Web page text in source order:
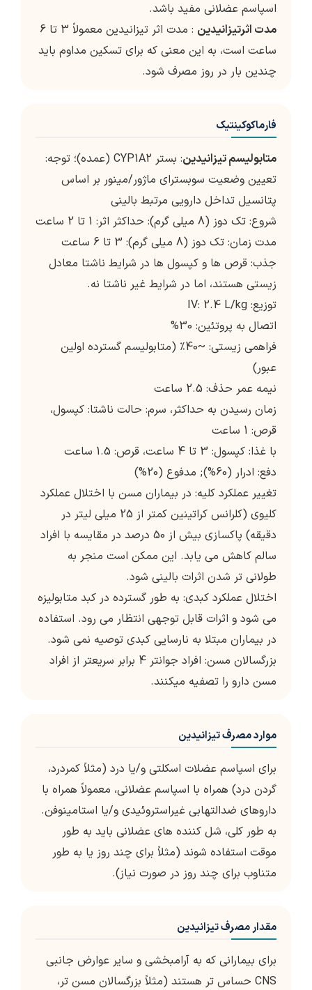
اسپاسم عضلانی مفید باشد.
مدت اثرتیزانیدین
: مدت اثر تیزانیدین معمولاً 3 تا 6
ساعت است، به این معنی که برای تسکین مداوم باید
چندین بار در روز مصرف شود.
فارماکوکینتیک
متابولیسم تیزانیدین
: بستر CYP1A2 (عمده)؛ توجه:
تعیین وضعیت سوبسترای ماژور/مینور بر اساس
پتانسیل تداخل دارویی مرتبط بالینی
شروع: تک دوز (8 میلی گرم): حداکثر اثر: 1 تا 2 ساعت
مدت زمان: تک دوز (8 میلی گرم): 3 تا 6 ساعت
جذب: قرص ها و کپسول ها در شرایط ناشتا معادل
زیستی هستند، اما در شرایط غیر ناشتا نه.
توزیع: IV: 2.4 L/kg
اتصال به پروتئین: 30%
فراهمی زیستی: ~40٪ (متابولیسم گسترده اولین
عبور)
نیمه عمر حذف: 2.5 ساعت
زمان رسیدن به حداکثر، سرم: حالت ناشتا: کپسول،
قرص: 1 ساعت
با غذا: کپسول: 3 تا 4 ساعت، قرص: 1.5 ساعت
دفع: ادرار (60%); مدفوع (20%)
تغییر عملکرد کلیه: در بیماران مسن با اختلال عملکرد
کلیوی (کلرانس کراتینین کمتر از 25 میلی لیتر در
دقیقه) پاکسازی بیش از 50 درصد در مقایسه با افراد
سالم کاهش می یابد. این ممکن است منجر به
طولانی تر شدن اثرات بالینی شود.
اختلال عملکرد کبدی: به طور گسترده در کبد متابولیزه
می شود و اثرات قابل توجهی انتظار می رود. استفاده
در بیماران مبتلا به نارسایی کبدی توصیه نمی شود.
بزرگسالان مسن: افراد جوانتر 4 برابر سریعتر از افراد
مسن دارو را تصفیه میکنند.
موارد مصرف تیزانیدین
برای اسپاسم عضلات اسکلتی و/یا درد (مثلاً کمردرد،
گردن درد) همراه با اسپاسم عضلانی، معمولاً همراه با
داروهای ضدالتهابی غیراستروئیدی و/یا استامینوفن.
به طور کلی، شل کننده های عضلانی باید به طور
موقت استفاده شوند (مثلاً برای چند روز یا به طور
متناوب برای چند روز در صورت نیاز).
مقدار مصرف تیزانیدین
برای بیمارانی که به آرامبخشی و سایر عوارض جانبی
CNS حساس تر هستند (مثلاً بزرگسالان مسن تر،